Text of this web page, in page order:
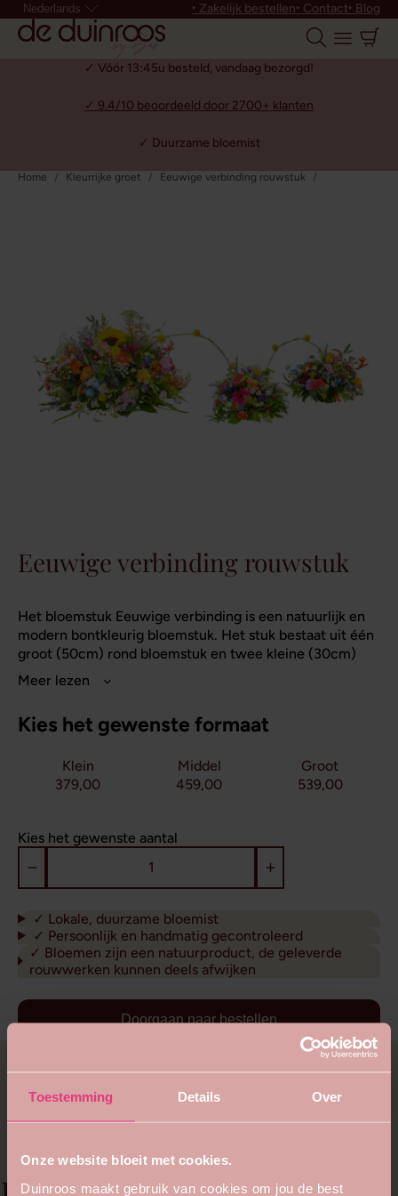
Toestemming Details Over
Onze website bloeit met cookies.
Duinroos maakt gebruik van cookies om jou de best
Nederlands ‣ Zakelijk bestellen‣ Contact‣ Blog
✓ Vóór 13:45u besteld, vandaag bezorgd!
✓ 9.4/10 beoordeeld door 2700+ klanten
✓ Duurzame bloemist
Home Kleurrijke groet Eeuwige verbinding rouwstuk
Eeuwige verbinding rouwstuk
Het bloemstuk Eeuwige verbinding is een natuurlijk en
modern bontkleurig bloemstuk. Het stuk bestaat uit één
groot (50cm) rond bloemstuk en twee kleine (30cm)
ronde bloemstukken. Het bloemstuk kan worden
uitgebreid met één of twee extra kleine ronde
kleurrijk en uitbundig. De bijzondere vorm en krachtige
exemplaar. De bloemen die je tegenkomt zijn
voornamelijk bloemen die in de warme periodes van het
Kies het gewenste formaat
Middel
459,00
Klein
379,00
Groot
539,00
Kies het gewenste aantal
✓ Lokale, duurzame bloemist
✓ Persoonlijk en handmatig gecontroleerd
✓ Bloemen zijn een natuurproduct, de geleverde
rouwwerken kunnen deels afwijken
Doorgaan naar bestellen
Bekijk vergelijkbare
rouwstukken